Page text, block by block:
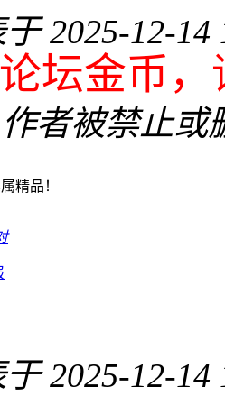
2025-12-14
坛金币
作者被禁止或
精品！
2025-12-14